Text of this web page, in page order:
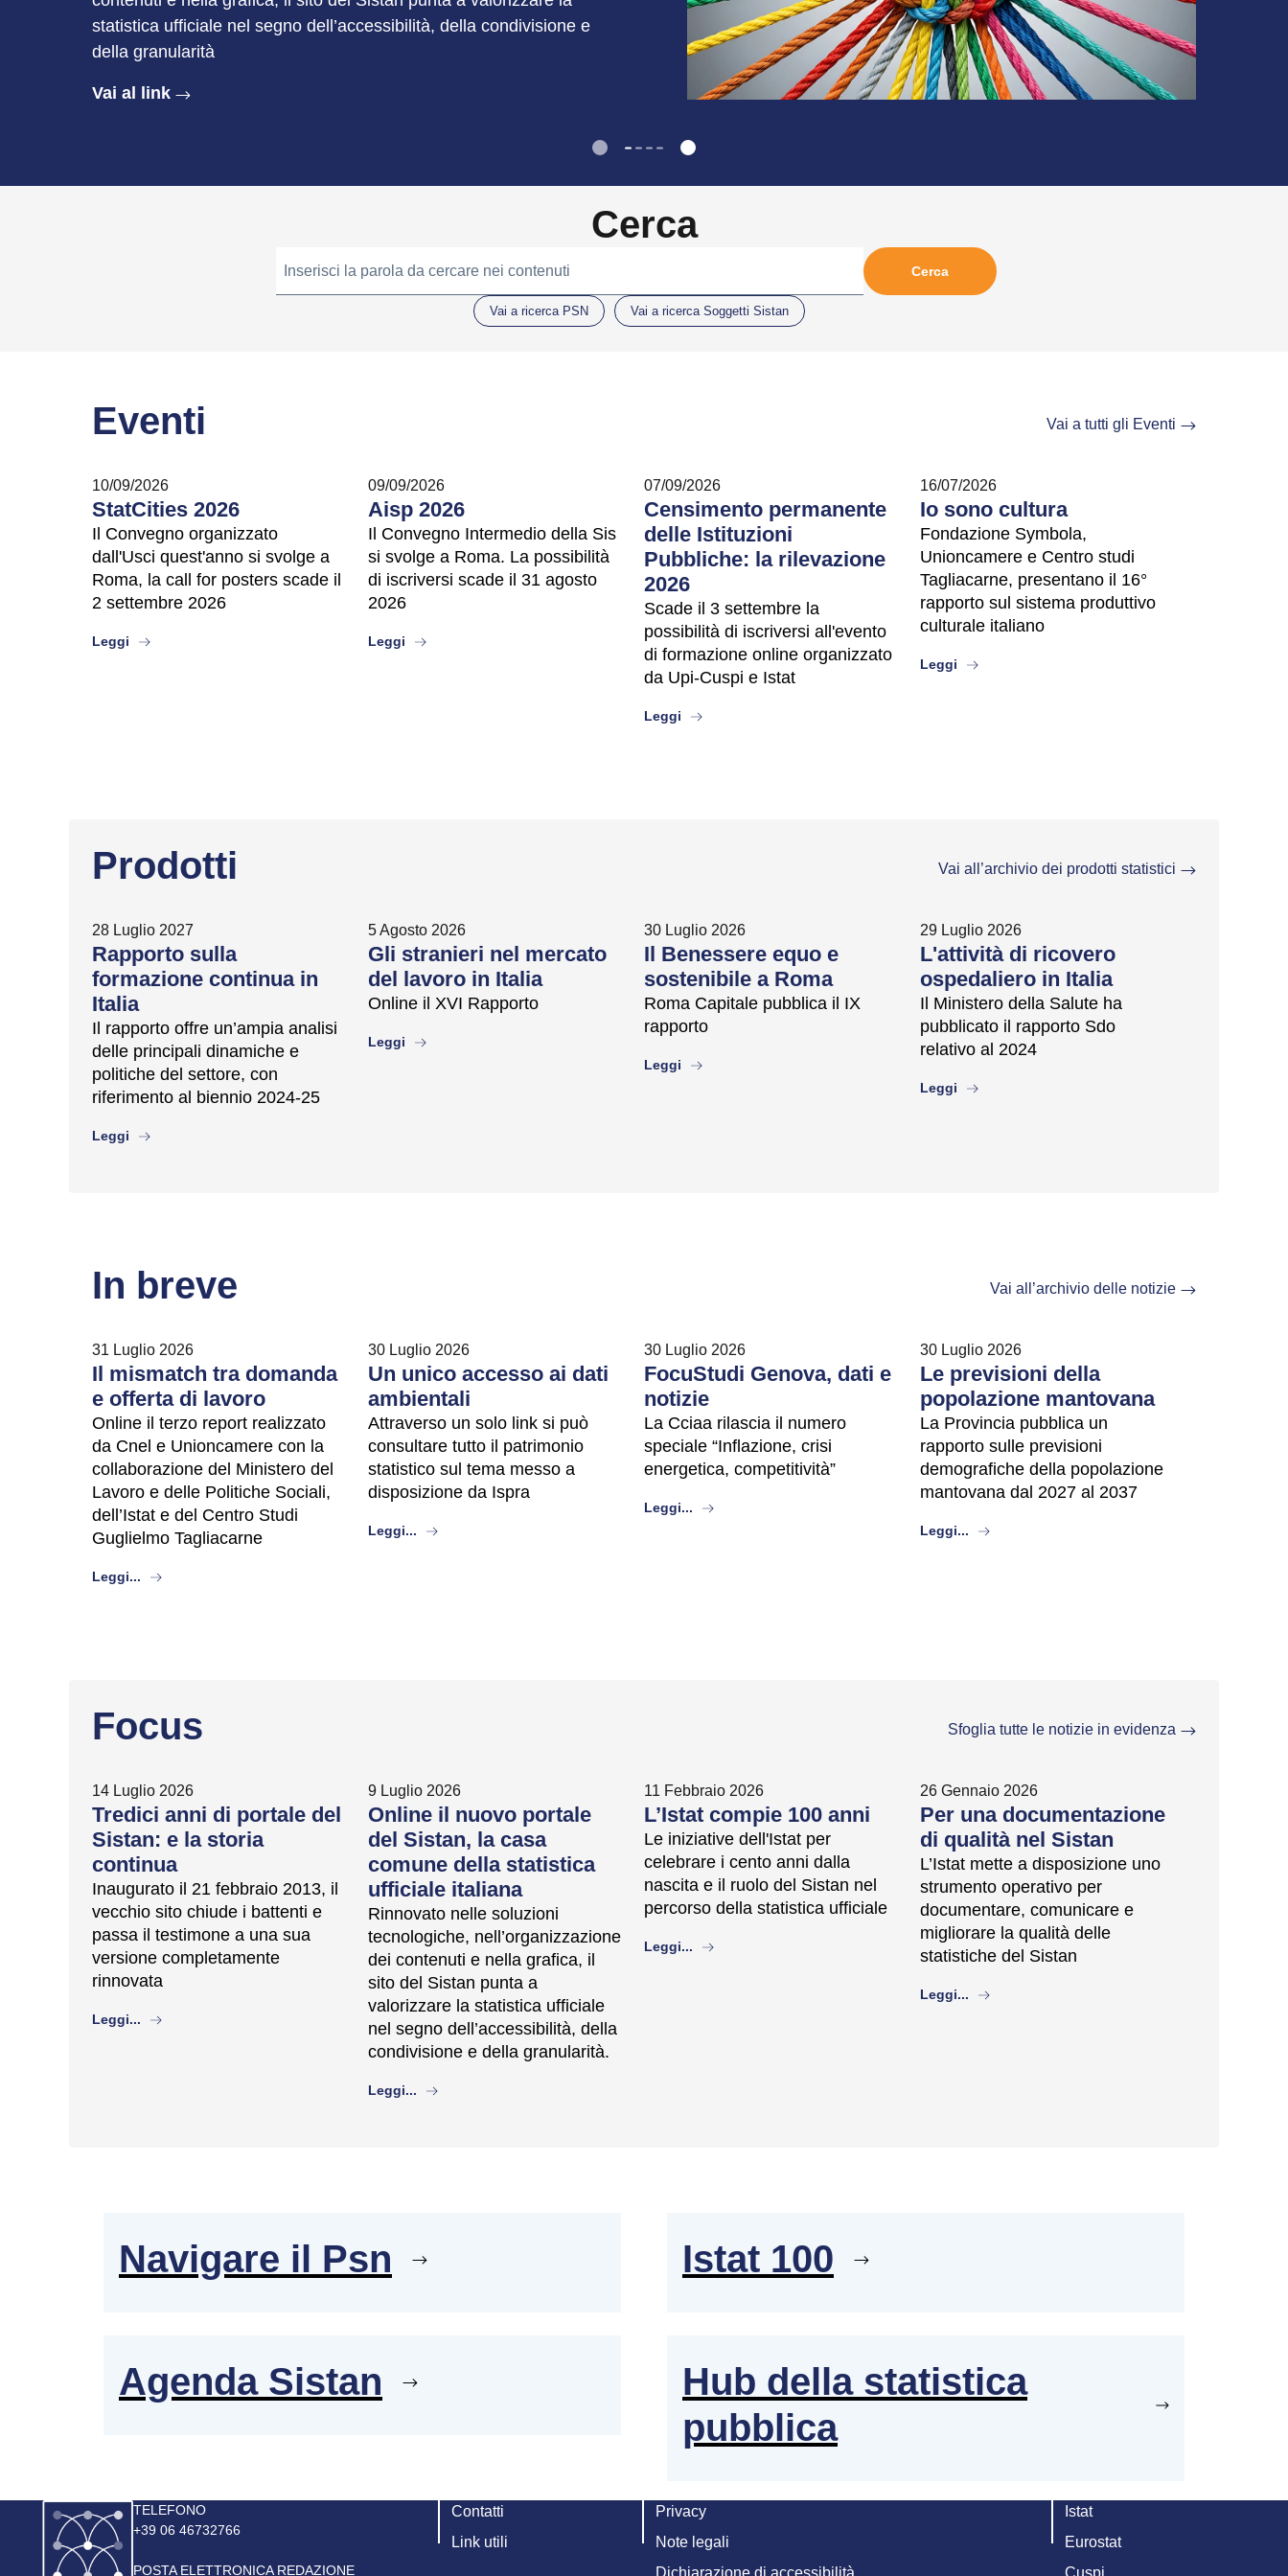
statistica ufficiale nel segno dell’accessibilità, della condivisione e
della granularità
Vai al link
Cerca
Inserisci la parola da cercare nei contenuti
Vai a ricerca PSN Vai a ricerca Soggetti Sistan
Eventi Vai a tutti gli Eventi
10/09/2026
StatCities 2026
Il Convegno organizzato
dall'Usci quest'anno si svolge a
Roma, la call for posters scade il
2 settembre 2026
Leggi about
09/09/2026
Aisp 2026
Il Convegno Intermedio della Sis
si svolge a Roma. La possibilità
di iscriversi scade il 31 agosto
2026
Leggi about
07/09/2026
Censimento permanente
delle Istituzioni
Pubbliche: la rilevazione
2026
Scade il 3 settembre la
possibilità di iscriversi all'evento
di formazione online organizzato
da Upi-Cuspi e Istat
Leggi about
16/07/2026
Io sono cultura
Fondazione Symbola,
Unioncamere e Centro studi
Tagliacarne, presentano il 16°
rapporto sul sistema produttivo
culturale italiano
Leggi about
Prodotti Vai all’archivio dei prodotti statistici
28 Luglio 2027
Rapporto sulla
formazione continua in
Italia
Il rapporto offre un’ampia analisi
delle principali dinamiche e
politiche del settore, con
riferimento al biennio 2024-25
Leggi about
5 Agosto 2026
Gli stranieri nel mercato
del lavoro in Italia
Online il XVI Rapporto
Leggi about
30 Luglio 2026
Il Benessere equo e
sostenibile a Roma
Roma Capitale pubblica il IX
rapporto
Leggi about
29 Luglio 2026
L'attività di ricovero
ospedaliero in Italia
Il Ministero della Salute ha
pubblicato il rapporto Sdo
relativo al 2024
Leggi about
In breve Vai all’archivio delle notizie
31 Luglio 2026
Il mismatch tra domanda
e offerta di lavoro
Online il terzo report realizzato
da Cnel e Unioncamere con la
collaborazione del Ministero del
Lavoro e delle Politiche Sociali,
dell’Istat e del Centro Studi
Guglielmo Tagliacarne
Leggi... about
30 Luglio 2026
Un unico accesso ai dati
ambientali
Attraverso un solo link si può
consultare tutto il patrimonio
statistico sul tema messo a
disposizione da Ispra
Leggi... about
30 Luglio 2026
FocuStudi Genova, dati e
notizie
La Cciaa rilascia il numero
speciale “Inflazione, crisi
energetica, competitività”
Leggi... about
30 Luglio 2026
Le previsioni della
popolazione mantovana
La Provincia pubblica un
rapporto sulle previsioni
demografiche della popolazione
mantovana dal 2027 al 2037
Leggi... about
Focus Sfoglia tutte le notizie in evidenza
14 Luglio 2026
Tredici anni di portale del
Sistan: e la storia
continua
Inaugurato il 21 febbraio 2013, il
vecchio sito chiude i battenti e
passa il testimone a una sua
versione completamente
rinnovata
Leggi... about
9 Luglio 2026
Online il nuovo portale
del Sistan, la casa
comune della statistica
ufficiale italiana
Rinnovato nelle soluzioni
tecnologiche, nell’organizzazione
dei contenuti e nella grafica, il
sito del Sistan punta a
valorizzare la statistica ufficiale
nel segno dell’accessibilità, della
condivisione e della granularità.
Leggi... about
11 Febbraio 2026
L’Istat compie 100 anni
Le iniziative dell'Istat per
celebrare i cento anni dalla
nascita e il ruolo del Sistan nel
percorso della statistica ufficiale
Leggi... about
26 Gennaio 2026
Per una documentazione
di qualità nel Sistan
L’Istat mette a disposizione uno
strumento operativo per
documentare, comunicare e
migliorare la qualità delle
statistiche del Sistan
Leggi... about
Navigare il Psn
Agenda Sistan
Istat 100
Hub della statistica
pubblica
Immagine
TELEFONO
+39 06 46732766
POSTA ELETTRONICA REDAZIONE
Contatti
Link utili
Privacy
Note legali
Dichiarazione di accessibilità
Istat
Eurostat
Cuspi